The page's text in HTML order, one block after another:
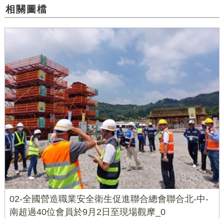
相關圖檔
02-全國營造職業安全衛生促進聯合總會聯合北-中-
南超過40位會員於9月2日至現場觀摩_0